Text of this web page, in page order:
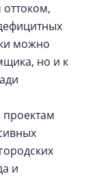
можно
но и к
и